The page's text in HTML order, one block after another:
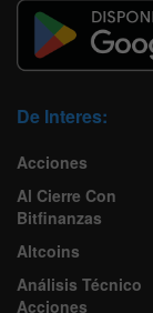
De Interes:
Acciones
Al Cierre Con
Bitfinanzas
Altcoins
Análisis Técnico
Acciones